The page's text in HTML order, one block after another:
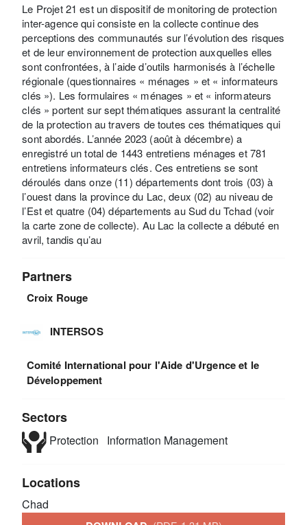
Le Projet 21 est un dispositif de monitoring de protection
inter-agence qui consiste en la collecte continue des
perceptions des communautés sur l’évolution des risques
et de leur environnement de protection auxquelles elles
sont confrontées, à l’aide d’outils harmonisés à l’échelle
régionale (questionnaires « ménages » et « informateurs
clés »). Les formulaires « ménages » et « informateurs
clés » portent sur sept thématiques assurant la centralité
de la protection au travers de toutes ces thématiques qui
sont abordés. L’année 2023 (août à décembre) a
enregistré un total de 1443 entretiens ménages et 781
entretiens informateurs clés. Ces entretiens se sont
déroulés dans onze (11) départements dont trois (03) à
l’ouest dans la province du Lac, deux (02) au niveau de
l’Est et quatre (04) départements au Sud du Tchad (voir
la carte zone de collecte). Au Lac la collecte a débuté en
avril, tandis qu’au
Partners
Croix Rouge
INTERSOS
Comité International pour l'Aide d'Urgence et le
Développement
Sectors
Protection Information Management
Locations
Chad